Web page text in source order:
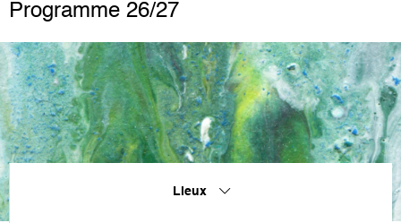
Programme 26/27
Lieux